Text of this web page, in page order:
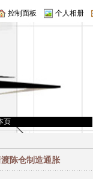
控制面板 个人相册
页
陈仓制造通胀